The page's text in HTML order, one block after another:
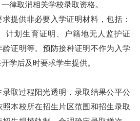
律取消相关学校录取资格。
提供非必要入学证明材料，包括：
计划生育证明、户籍地无人监护证
龄证明等。预防接种证明不作为入学
学后及时要求学生提供。
录取过程阳光透明，录取结果公平公
本校所在招生片区范围和招生录取